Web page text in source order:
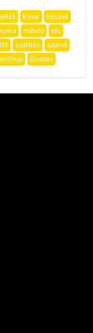
kosár
készlet
műhely
nfc
szállítás
szünet
Élesítés